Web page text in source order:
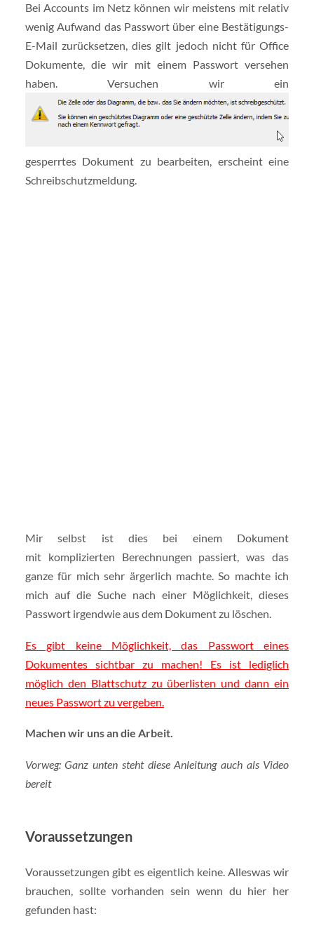
Bei Accounts im Netz können wir meistens mit relativ
wenig Aufwand das Passwort über eine Bestätigungs-
E-Mail zurücksetzen, dies gilt jedoch nicht für Office
Dokumente, die wir mit einem Passwort versehen
haben. Versuchen wir ein
gesperrtes Dokument zu bearbeiten, erscheint eine
Schreibschutzmeldung.
Mir selbst ist dies bei einem Dokument
mit komplizierten Berechnungen passiert, was das
ganze für mich sehr ärgerlich machte. So machte ich
mich auf die Suche nach einer Möglichkeit, dieses
Passwort irgendwie aus dem Dokument zu löschen.
Es gibt keine Möglichkeit, das Passwort eines
Dokumentes sichtbar zu machen! Es ist lediglich
möglich den Blattschutz zu überlisten und dann ein
neues Passwort zu vergeben.
Machen wir uns an die Arbeit.
Vorweg: Ganz unten steht diese Anleitung auch als Video
bereit
Voraussetzungen
Voraussetzungen gibt es eigentlich keine. Alleswas wir
brauchen, sollte vorhanden sein wenn du hier her
gefunden hast: